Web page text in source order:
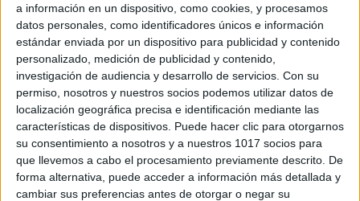
a información en un dispositivo, como cookies, y procesamos
datos personales, como identificadores únicos e información
estándar enviada por un dispositivo para publicidad y contenido
personalizado, medición de publicidad y contenido,
investigación de audiencia y desarrollo de servicios. Con su
permiso, nosotros y nuestros socios podemos utilizar datos de
localización geográfica precisa e identificación mediante las
características de dispositivos. Puede hacer clic para otorgarnos
su consentimiento a nosotros y a nuestros 1017 socios para
que llevemos a cabo el procesamiento previamente descrito. De
forma alternativa, puede acceder a información más detallada y
cambiar sus preferencias antes de otorgar o negar su
Repaso matemáticas y me preparo para 6º
de PRIMARIA
Publicado el 28 mayo, 2023